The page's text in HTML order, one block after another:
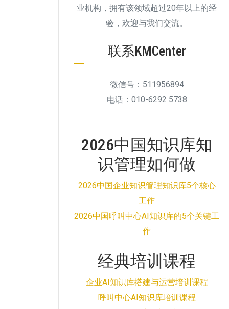
业机构，拥有该领域超过20年以上的经
验，欢迎与我们交流。
联系KMCenter
微信号：511956894
电话：010-6292 5738
2026中国知识库知
识管理如何做
2026中国企业知识管理知识库5个核心
工作
2026中国呼叫中心AI知识库的5个关键工
作
经典培训课程
企业AI知识库搭建与运营培训课程
呼叫中心AI知识库培训课程